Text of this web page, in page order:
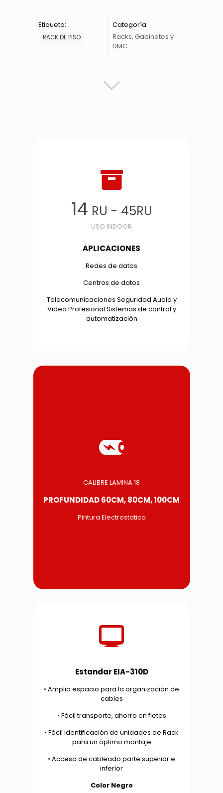
Etiqueta:
RACK DE PISO
Categoría:
Racks, Gabinetes y
DMC
14 RU - 45RU
USO INDOOR
APLICACIONES
Redes de datos
Centros de datos
Telecomunicaciones Seguridad Audio y
Video Profesional Sistemas de control y
automatización
CALIBRE LAMINA 18
PROFUNDIDAD 60CM, 80CM, 100CM
Pintura Electrostatica
Estandar EIA-310D
• Amplio espacio para la organización de
cables
• Fácil transporte, ahorro en fletes
• Fácil identificación de unidades de Rack
para un óptimo montaje
• Acceso de cableado parte superior e
inferior
Color Negro